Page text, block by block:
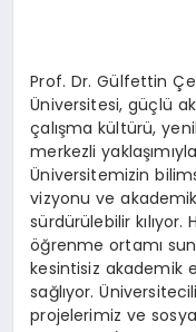
Prof. Dr. Gülfettin
Üniversitesi, güçlü
çalışma kültürü,
merkezli
Üniversitemizin
vizyonu ve
sürdürülebilir
öğrenme ortamı
kesintisiz akademik
sağlıyor.
projelerimiz ve